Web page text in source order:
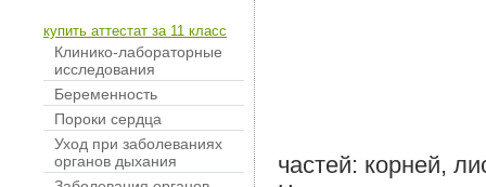
купить аттестат за 11 класс
Клинико-лабораторные
исследования
Беременность
Пороки сердца
Уход при заболеваниях
органов дыхания
частей: корней,